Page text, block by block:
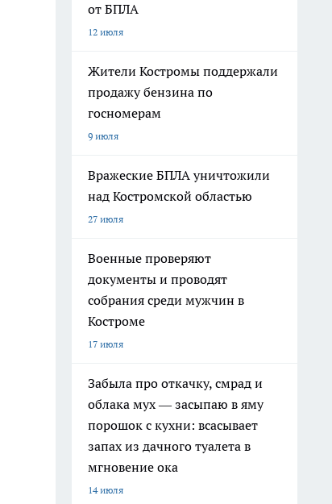
от БПЛА
12 июля
Жители Костромы поддержали
продажу бензина по
госномерам
9 июля
Вражеские БПЛА уничтожили
над Костромской областью
27 июля
Военные проверяют
документы и проводят
собрания среди мужчин в
Костроме
17 июля
Забыла про откачку, смрад и
облака мух — засыпаю в яму
порошок с кухни: всасывает
запах из дачного туалета в
мгновение ока
14 июля